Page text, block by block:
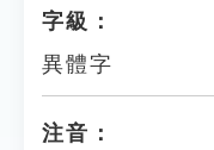
字級：
異體字
注音：